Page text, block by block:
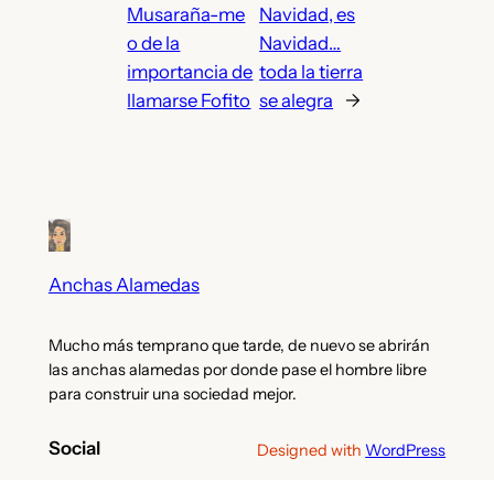
Musaraña-me
o de la
importancia de
llamarse Fofito
Navidad, es
Navidad…
toda la tierra
se alegra
→
Anchas Alamedas
Mucho más temprano que tarde, de nuevo se abrirán
las anchas alamedas por donde pase el hombre libre
para construir una sociedad mejor.
Social Designed with WordPress